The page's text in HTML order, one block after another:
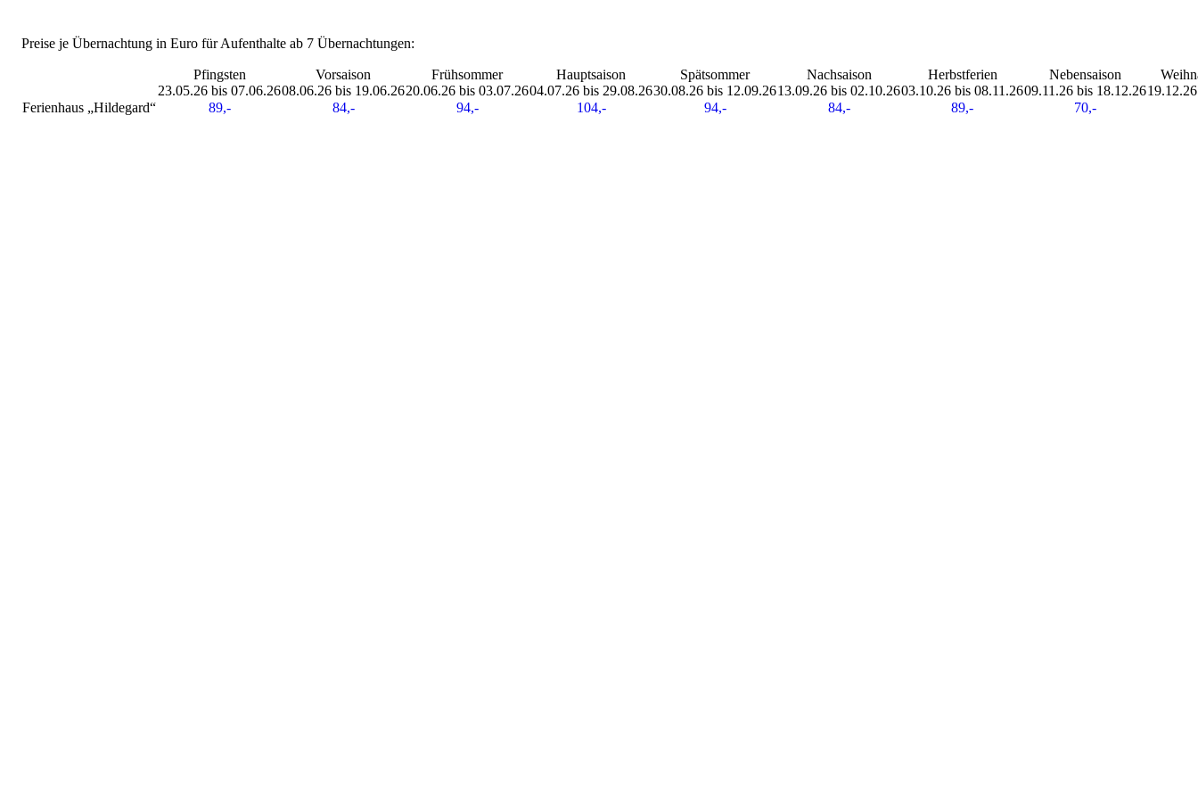
Preise je Übernachtung in Euro für Aufenthalte ab 7 Übernachtungen:
Ferienhaus „Hildegard“
Pfingsten
23.05.26 bis 07.06.26
Vorsaison
08.06.26 bis 19.06.26
Frühsommer
20.06.26 bis 03.07.26
Hauptsaison
04.07.26 bis 29.08.26
Spätsommer
30.08.26 bis 12.09.26
Nachsaison
13.09.26 bis 02.10.26
Herbstferien
03.10.26 bis 08.11.26
Nebensaison
09.11.26 bis 18.12.26
89,-
84,- 94,- 104,- 94,- 84,- 89,- 70,-